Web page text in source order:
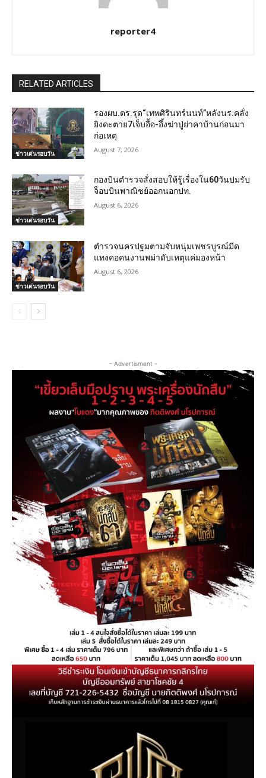
reporter4
RELATED ARTICLES
ข่าวเด่นรอบวัน
รองผบ.ตร.รุด“เทพศิรินทร์นนท์”หลังนร.คลั่ง
ยิงดะตาย7เจ็บอื้อ-อึ้งฆ่าปู่ย่าคาบ้านก่อนมา
ก่อเหตุ
August 7, 2026
ข่าวเด่นรอบวัน
กองบินตำรวจสั่งสอบให้รู้เรื่องใน60วันปมรับ
จ็อบบินพาณิชย์ออกนอกปท.
August 6, 2026
ข่าวเด่นรอบวัน
ตำรวจนครปฐมตามจับหนุ่มเพชรบูรณ์มีด
แทงคอคนงานพม่าดับเหตุแค่มองหน้า
August 6, 2026
- Advertisment -